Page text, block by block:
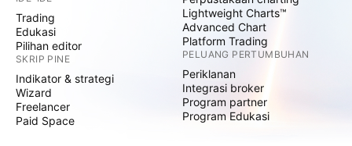
Trading
Edukasi
Pilihan editor
SKRIP PINE
Indikator & strategi
Wizard
Freelancer
Paid Space
Lightweight Charts™
Advanced Chart
Platform Trading
PELUANG PERTUMBUHAN
Periklanan
Integrasi broker
Program partner
Program Edukasi